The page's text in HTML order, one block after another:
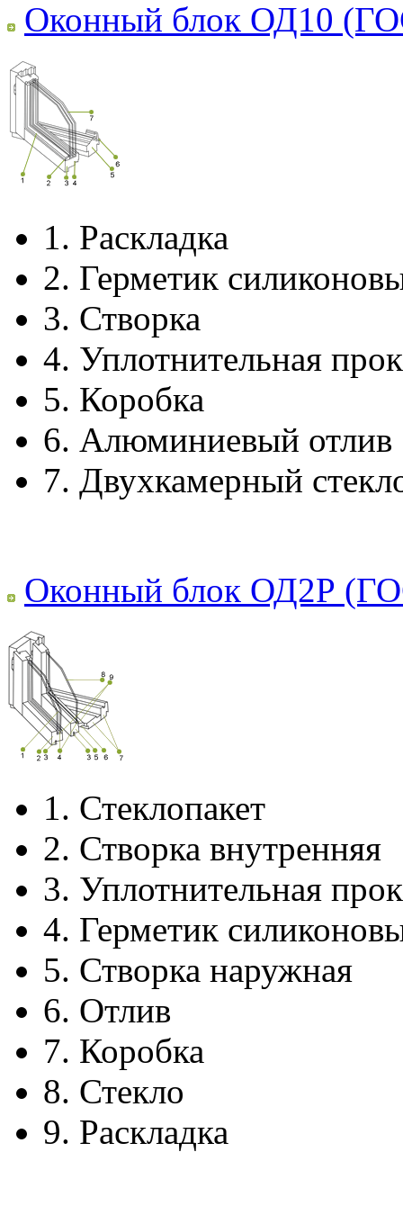
Оконный блок ОД10
1. Раскладка
2. Герметик
3. Створка
4. Уплотнительная
5. Коробка
6. Алюминиевый отлив
7. Двухкамерный
Оконный блок ОД2Р
1. Стеклопакет
2. Створка внутренняя
3. Уплотнительная
4. Герметик
5. Створка наружная
6. Отлив
7. Коробка
8. Стекло
9. Раскладка